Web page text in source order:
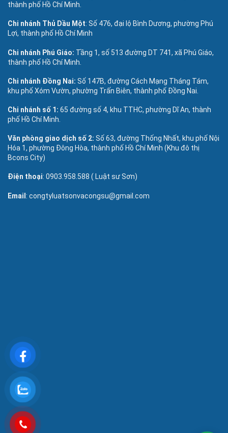
thành phố Hồ Chí Minh.
Chi nhánh Thủ Dầu Một: Số 476, đại lộ Bình Dương, phường Phú
Lợi, thành phố Hồ Chí Minh
Chi nhánh Phú Giáo: Tầng 1, số 513 đường DT 741, xã Phú Giáo,
thành phố Hồ Chí Minh.
Chi nhánh Đồng Nai: Số 147B, đường Cách Mạng Tháng Tám,
khu phố Xóm Vườn, phường Trấn Biên, thành phố Đồng Nai.
Chi nhánh số 1: 65 đường số 4, khu TTHC, phường Dĩ An, thành
phố Hồ Chí Minh.
Văn phòng giao dịch số 2: Số 63, đường Thống Nhất, khu phố Nội
Hóa 1, phường Đông Hòa, thành phố Hồ Chí Minh (Khu đô thị
Bcons City)
Điện thoại: 0903.958.588 ( Luật sư Sơn)
Email: congtyluatsonvacongsu@gmail.com